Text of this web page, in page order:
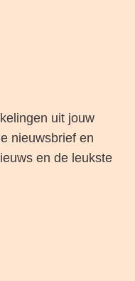
uit jouw
nieuwsbrief en
en de leukste